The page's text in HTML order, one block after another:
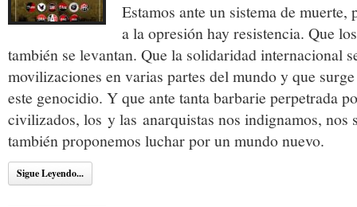
Estamos ante un sistema de muerte,
a la opresión hay resistencia. Que
también se levantan. Que la solidaridad internacional
movilizaciones en varias partes del mundo y que
este genocidio. Y que ante tanta barbarie perpetrada
civilizados, los y las anarquistas nos indignamos, nos
también proponemos luchar por un mundo nuevo.
Sigue Leyendo...